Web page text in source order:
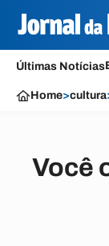
Últimas Notícias
Home>cultura
Você